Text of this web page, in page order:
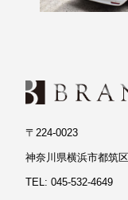
〒224-0023
神奈川県横浜市都筑
TEL: 045-532-4649